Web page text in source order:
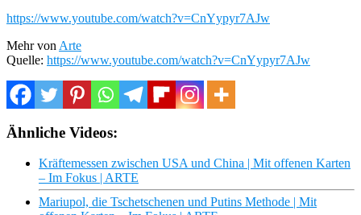
https://www.youtube.com/watch?v=CnYypyr7AJw
Mehr von Arte
Quelle: https://www.youtube.com/watch?v=CnYypyr7AJw
Ähnliche Videos:
Kräftemessen zwischen USA und China | Mit offenen Karten
– Im Fokus | ARTE
Mariupol, die Tschetschenen und Putins Methode | Mit